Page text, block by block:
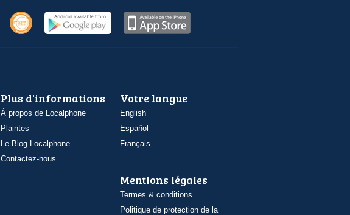
Plus d'informations
À propos de Localphone
Plaintes
Le Blog Localphone
Contactez-nous
Votre langue
English
Español
Français
Mentions légales
Termes & conditions
Politique de protection de la